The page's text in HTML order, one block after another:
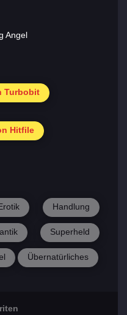
Turbobit
Hitfile
Handlung
Superheld
Übernatürliches